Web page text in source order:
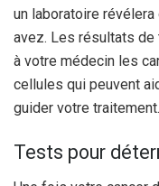
un laboratoire
avez. Les résultats
à votre médecin les
cellules qui peuvent
guider votre traitement.
Tests pour